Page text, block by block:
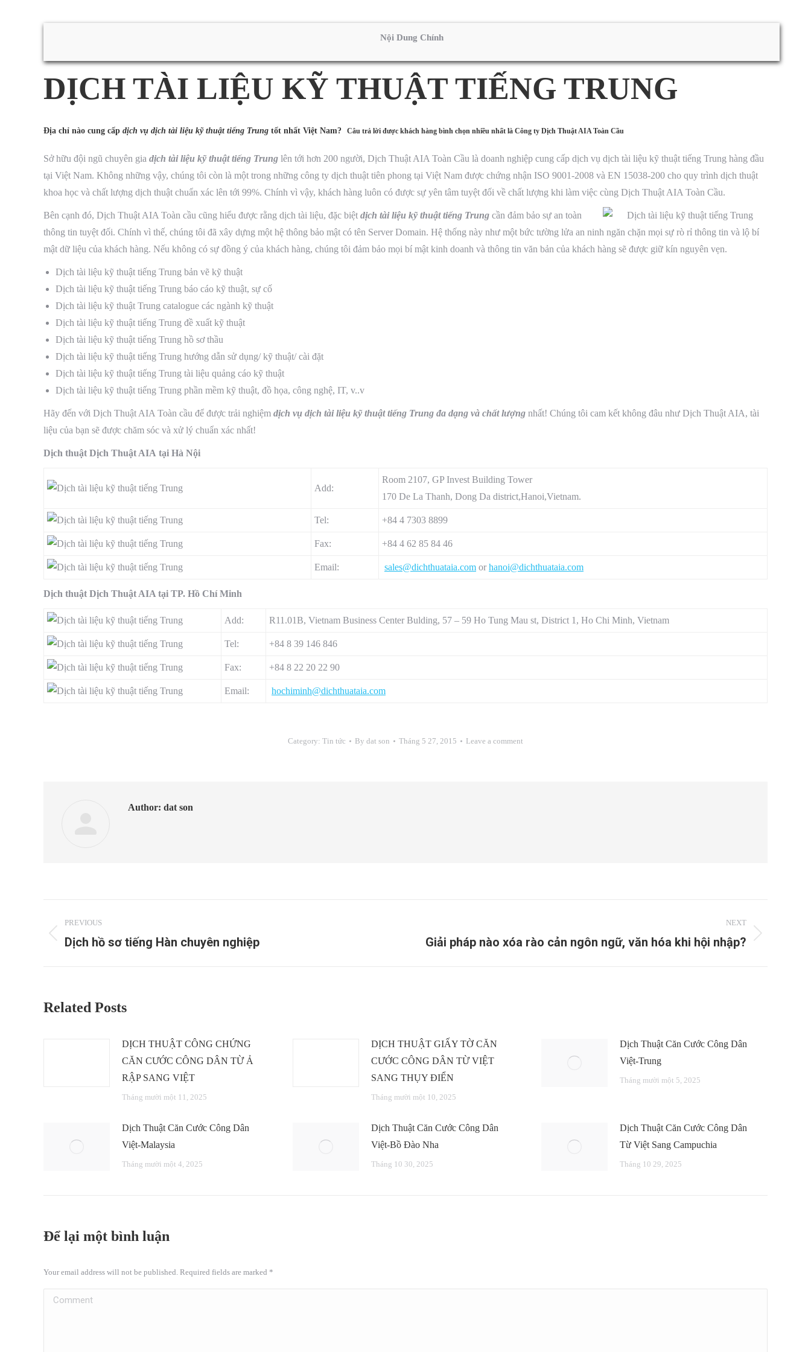
Nội Dung Chính
DỊCH TÀI LIỆU KỸ THUẬT TIẾNG TRUNG
Địa chỉ nào cung cấp dịch vụ dịch tài liệu kỹ thuật tiếng Trung tốt nhất Việt Nam? Câu trả lời được khách hàng bình chọn nhiều nhất là Công ty Dịch Thuật AIA Toàn Cầu
Sở hữu đội ngũ chuyên gia dịch tài liệu kỹ thuật tiếng Trung lên tới hơn 200 người, Dịch Thuật AIA Toàn Cầu là doanh nghiệp cung cấp dịch vụ dịch tài liệu kỹ thuật tiếng Trung hàng đầu
tại Việt Nam. Không những vậy, chúng tôi còn là một trong những công ty dịch thuật tiên phong tại Việt Nam được chứng nhận ISO 9001-2008 và EN 15038-200 cho quy trình dịch thuật
khoa học và chất lượng dịch thuật chuẩn xác lên tới 99%. Chính vì vậy, khách hàng luôn có được sự yên tâm tuyệt đối về chất lượng khi làm việc cùng Dịch Thuật AIA Toàn Cầu.
Bên cạnh đó, Dịch Thuật AIA Toàn cầu cũng hiểu được rằng dịch tài liệu, đặc biệt dịch tài liệu kỹ thuật tiếng Trung cần đảm bảo sự an toàn
thông tin tuyệt đối. Chính vì thế, chúng tôi đã xây dựng một hệ thông bảo mật có tên Server Domain. Hệ thống này như một bức tường lửa an ninh ngăn chặn mọi sự rò rỉ thông tin và lộ bí
mật dữ liệu của khách hàng. Nếu không có sự đồng ý của khách hàng, chúng tôi đảm bảo mọi bí mật kinh doanh và thông tin văn bản của khách hàng sẽ được giữ kín nguyên vẹn.
Dịch tài liệu kỹ thuật tiếng Trung bản vẽ kỹ thuật
Dịch tài liệu kỹ thuật tiếng Trung báo cáo kỹ thuật, sự cố
Dịch tài liệu kỹ thuật Trung catalogue các ngành kỹ thuật
Dịch tài liệu kỹ thuật tiếng Trung đề xuất kỹ thuật
Dịch tài liệu kỹ thuật tiếng Trung hồ sơ thầu
Dịch tài liệu kỹ thuật tiếng Trung hướng dẫn sử dụng/ kỹ thuật/ cài đặt
Dịch tài liệu kỹ thuật tiếng Trung tài liệu quảng cáo kỹ thuật
Dịch tài liệu kỹ thuật tiếng Trung phần mềm kỹ thuật, đồ họa, công nghệ, IT, v..v
Hãy đến với Dịch Thuật AIA Toàn cầu để được trải nghiệm dịch vụ dịch tài liệu kỹ thuật tiếng Trung đa dạng và chất lượng nhất! Chúng tôi cam kết không đâu như Dịch Thuật AIA, tài
liệu của bạn sẽ được chăm sóc và xử lý chuẩn xác nhất!
Dịch thuật Dịch Thuật AIA tại Hà Nội
Add:
Room 2107, GP Invest Building Tower
170 De La Thanh, Dong Da district,Hanoi,Vietnam.
Tel: +84 4 7303 8899
Fax: +84 4 62 85 84 46
Email: sales@dichthuataia.com or hanoi@dichthuataia.com
Dịch thuật Dịch Thuật AIA tại TP. Hồ Chí Minh
Add: R11.01B, Vietnam Business Center Bulding, 57 – 59 Ho Tung Mau st, District 1, Ho Chi Minh, Vietnam
Tel: +84 8 39 146 846
Fax: +84 8 22 20 22 90
Email: hochiminh@dichthuataia.com
Category: Tin tức By dat son Tháng 5 27, 2015 Leave a comment
Author: dat son
navigation
PREVIOUS
Previous
Dịch hồ sơ tiếng Hàn chuyên nghiệp
NEXT
Next
Giải pháp nào xóa rào cản ngôn ngữ, văn hóa khi hội nhập?
Related Posts
DỊCH THUẬT CÔNG CHỨNG
CĂN CƯỚC CÔNG DÂN TỪ Ả
RẬP SANG VIỆT
Tháng mười một 11, 2025
DỊCH THUẬT GIẤY TỜ CĂN
CƯỚC CÔNG DÂN TỪ VIỆT
SANG THỤY ĐIỂN
Tháng mười một 10, 2025
Dịch Thuật Căn Cước Công Dân
Việt-Trung
Tháng mười một 5, 2025
Dịch Thuật Căn Cước Công Dân
Việt-Malaysia
Tháng mười một 4, 2025
Dịch Thuật Căn Cước Công Dân
Việt-Bồ Đào Nha
Tháng 10 30, 2025
Dịch Thuật Căn Cước Công Dân
Từ Việt Sang Campuchia
Tháng 10 29, 2025
Để lại một bình luận
Your email address will not be published. Required fields are marked *
Comment